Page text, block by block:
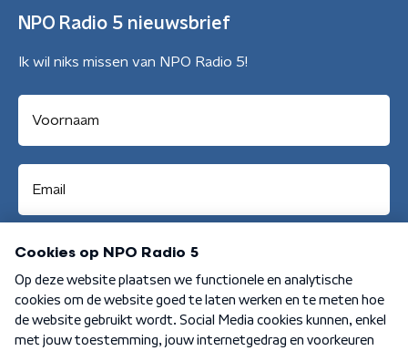
NPO Radio 5 nieuwsbrief
Ik wil niks missen van NPO Radio 5!
Aanmelden
Algemene voorwaarden